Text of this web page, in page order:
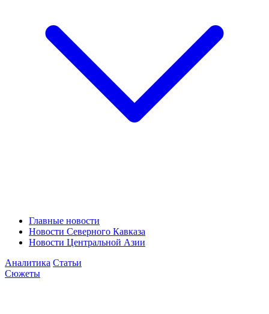
Главные новости
Новости Северного Кавказа
Новости Центральной Азии
Аналитика Статьи
Сюжеты